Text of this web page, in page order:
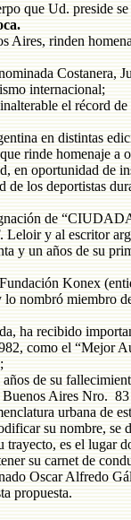
que Ud. preside se
Aires, rinden
Costanera,
internacional;
el récord
en distintas
rinde homenaje a
en oportunidad de
los deportistas
de
y al escritor
y un años de su
Konex
nombró miembro
ha recibido
como el “Mejor
de su
Aires Nro.
urbana de
su nombre, se
es el lugar
su carnet de
Oscar Alfredo
propuesta.